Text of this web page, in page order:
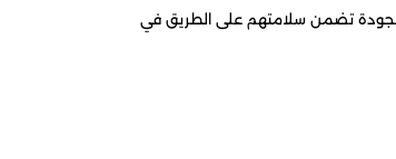
تضمن سلامتهم على الطريق في